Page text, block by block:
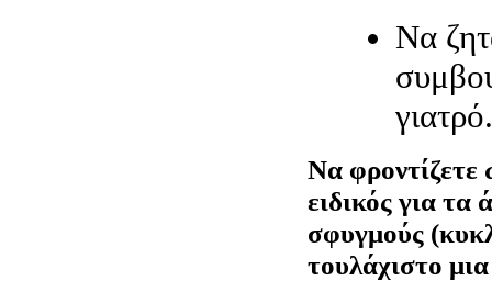
Να
γιατρό.
Να φροντίζετε
ειδικός για τα
σφυγμούς
τουλάχιστο